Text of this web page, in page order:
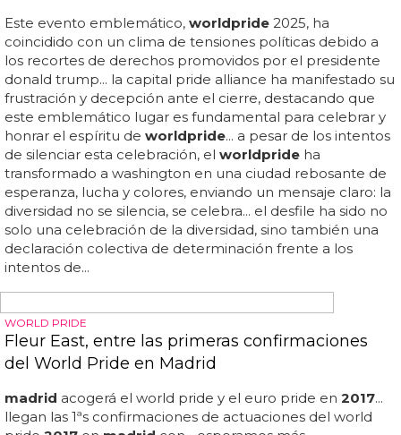
WORLD PRIDE 2017
Pasos de peatones arcoíris y semáforos con
parejas gays para celebrar el World Pride en
Madrid
madrid acogerá el world pride y el euro pride en
madrid
, sede del world pride en 2017 ... semáforos con
parejas gays + pasos de peatones arcoíris en
madrid
durante el world pride
2017
... las celebraciones del
orgullo lgbt en
madrid este año prometen ser las más
espectaculares y multitudinarias de la historia... entre el
23 de junio y el 2 de julio se celebrará el world pride, el
habrá pasos de peatones arcoíris y semáforos con
parejas gays para celebrar el world pride enmadrid
medida anunciada es que metro demadridabrirá 24
horas al día por primera vez en el world pride
concreto el sábado 1 de julio, día grande de este...